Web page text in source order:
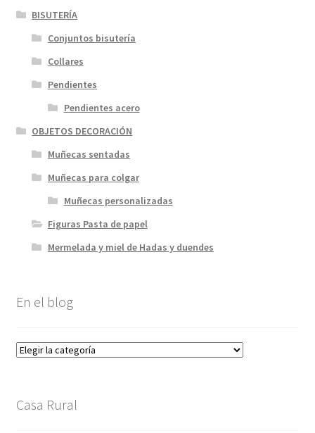
BISUTERÍA
Conjuntos bisutería
Collares
Pendientes
Pendientes acero
OBJETOS DECORACIÓN
Muñecas sentadas
Muñecas para colgar
Muñecas personalizadas
Figuras Pasta de papel
Mermelada y miel de Hadas y duendes
En el blog
En
Casa Rural